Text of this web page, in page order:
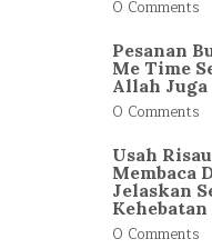
0 Comments
Pesanan
Me Time
Allah Juga
0 Comments
Usah
Membaca
Jelaskan
Kehebatan
0 Comments